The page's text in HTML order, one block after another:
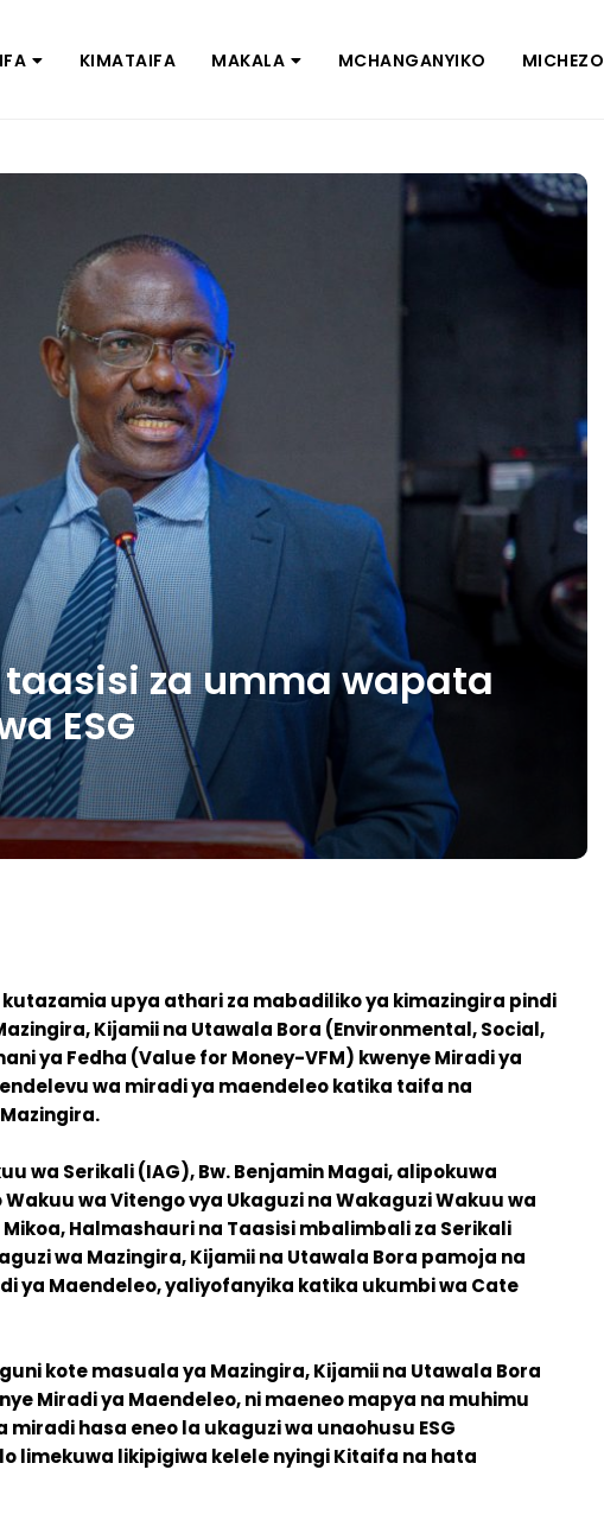
KIMATAIFA MAKALA MCHANGANYIKO MICHEZO
za umma wapata
ESG
upya athari za mabadiliko ya kimazingira pindi
Kijamii na Utawala Bora (Environmental, Social,
ya Fedha (Value for Money-VFM) kwenye Miradi ya
wa miradi ya maendeleo katika taifa na
wa Serikali (IAG), Bw. Benjamin Magai, alipokuwa
wa Vitengo vya Ukaguzi na Wakaguzi Wakuu wa
Halmashauri na Taasisi mbalimbali za Serikali
wa Mazingira, Kijamii na Utawala Bora pamoja na
ya Maendeleo, yaliyofanyika katika ukumbi wa Cate
kote masuala ya Mazingira, Kijamii na Utawala Bora
Miradi ya Maendeleo, ni maeneo mapya na muhimu
hasa eneo la ukaguzi wa unaohusu ESG
limekuwa likipigiwa kelele nyingi Kitaifa na hata